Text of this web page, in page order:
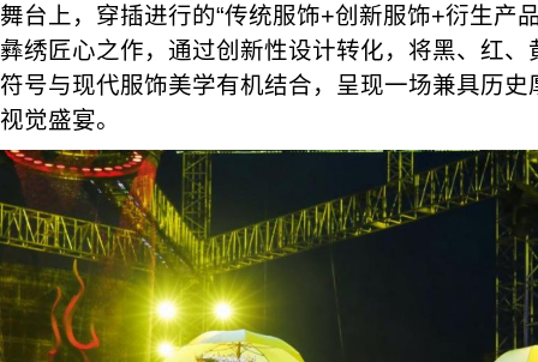
舞台上，穿插进行的“传统服饰+创新服饰+衍生产
彝绣匠心之作，通过创新性设计转化，将黑、红
符号与现代服饰美学有机结合，呈现一场兼具历
视觉盛宴。